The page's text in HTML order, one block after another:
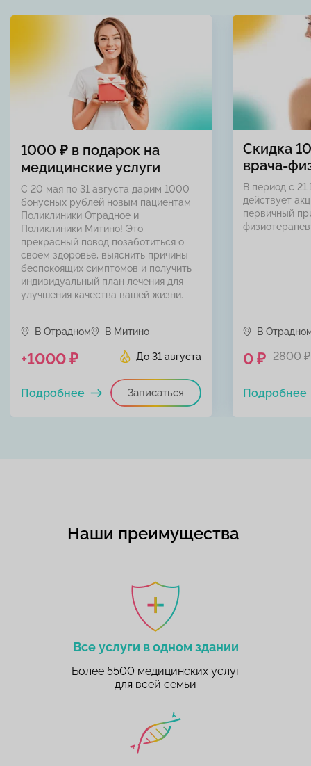
1000 ₽ в подарок на
медицинские услуги
С 20 мая по 31 августа дарим 1000
бонусных рублей новым пациентам
Поликлиники Отрадное и
Поликлиники Митино! Это
прекрасный повод позаботиться о
своем здоровье, выяснить причины
беспокоящих симптомов и получить
индивидуальный план лечения для
улучшения качества вашей жизни.
В Отрадном В Митино
До 31 августа
+1000 ₽
Записаться
Подробнее
Скидка
врача-
В период с
действует
первичный
В
0 ₽ 2800 ₽
Подробнее
Наши преимущества
Все услуги в одном здании
Более 5500 медицинских услуг
для всей семьи